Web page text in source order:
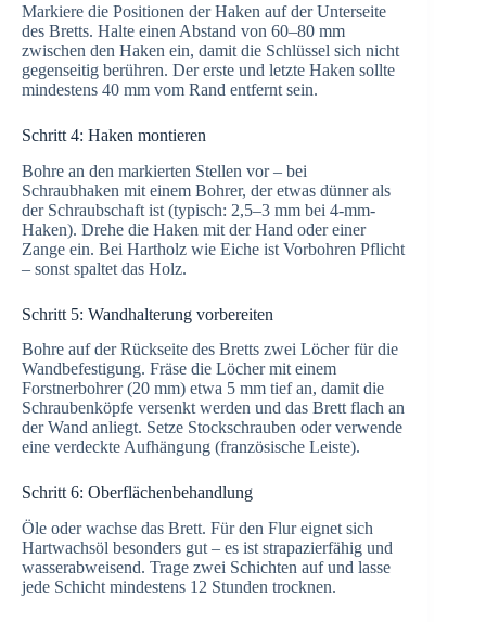
Markiere die Positionen der Haken auf der Unterseite
des Bretts. Halte einen Abstand von 60–80 mm
zwischen den Haken ein, damit die Schlüssel sich nicht
gegenseitig berühren. Der erste und letzte Haken sollte
mindestens 40 mm vom Rand entfernt sein.
Schritt 4: Haken montieren
Bohre an den markierten Stellen vor – bei
Schraubhaken mit einem Bohrer, der etwas dünner als
der Schraubschaft ist (typisch: 2,5–3 mm bei 4-mm-
Haken). Drehe die Haken mit der Hand oder einer
Zange ein. Bei Hartholz wie Eiche ist Vorbohren Pflicht
– sonst spaltet das Holz.
Schritt 5: Wandhalterung vorbereiten
Bohre auf der Rückseite des Bretts zwei Löcher für die
Wandbefestigung. Fräse die Löcher mit einem
Forstnerbohrer (20 mm) etwa 5 mm tief an, damit die
Schraubenköpfe versenkt werden und das Brett flach an
der Wand anliegt. Setze Stockschrauben oder verwende
eine verdeckte Aufhängung (französische Leiste).
Schritt 6: Oberflächenbehandlung
Öle oder wachse das Brett. Für den Flur eignet sich
Hartwachsöl besonders gut – es ist strapazierfähig und
wasserabweisend. Trage zwei Schichten auf und lasse
jede Schicht mindestens 12 Stunden trocknen.